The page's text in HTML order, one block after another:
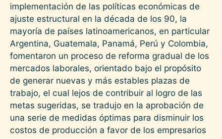
implementación de las políticas económicas de
ajuste estructural en la década de los 90, la
mayoría de países latinoamericanos, en particular
Argentina, Guatemala, Panamá, Perú y Colombia,
fomentaron un proceso de reforma gradual de los
mercados laborales, orientado bajo el propósito
de generar nuevas y más estables plazas de
trabajo, el cual lejos de contribuir al logro de las
metas sugeridas, se tradujo en la aprobación de
una serie de medidas óptimas para disminuir los
costos de producción a favor de los empresarios